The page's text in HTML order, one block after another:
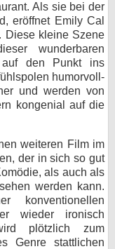
Als sie bei der
eröffnet Emily Cal
Diese kleine Szene
wunderbaren
auf den Punkt ins
humorvoll-
und werden von
kongenial auf die
weiteren Film im
der in sich so gut
als auch als
werden kann.
konventionellen
wieder ironisch
plötzlich zum
Genre stattlichen